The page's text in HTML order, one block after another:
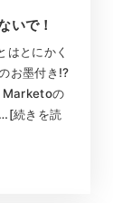
いで！
とにかく
お墨付き!?
Marketoの
続きを読